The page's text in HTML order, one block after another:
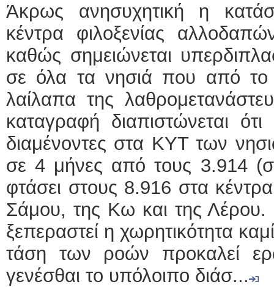
Άκρως ανησυχητική η
κέντρα φιλοξενίας
καθώς σημειώνεται
σε όλα τα νησιά που από το
λαίλαπα της
καταγραφή διαπιστώνεται
διαμένοντες στα ΚΥΤ των
σε 4 μήνες από τους 3.914
φτάσει στους 8.916 στα
Σάμου, της Κω και της
ξεπεραστεί η χωρητικότητα
τάση των ροών προκαλεί
γενέσθαι το υπόλοιπο διάσ...